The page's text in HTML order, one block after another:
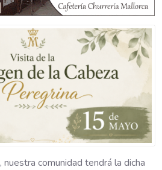
, nuestra comunidad tendrá la dicha